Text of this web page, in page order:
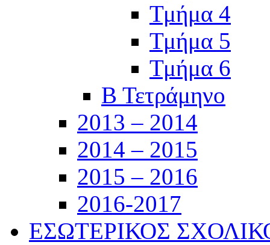
Τμήμα 4
Τμήμα 5
Τμήμα 6
Β Τετράμηνο
2013 – 2014
2014 – 2015
2015 – 2016
2016-2017
ΕΣΩΤΕΡΙΚΟΣ